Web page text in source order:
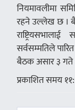
नियमावलीमा
रहने उल्लेख छ ।
सर्वसम्मतिले
बैठक असार ३ गते
प्रकाशित समय